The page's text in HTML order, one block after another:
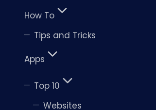
How To
Tips and Tricks
Apps
Top 10
Websites